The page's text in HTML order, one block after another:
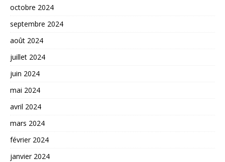
octobre 2024
septembre 2024
août 2024
juillet 2024
juin 2024
mai 2024
avril 2024
mars 2024
février 2024
janvier 2024